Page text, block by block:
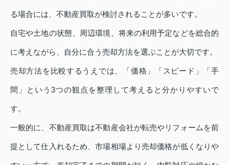
る場合には、不動産買取が検討されることが多いです。
自宅や土地の状態、周辺環境、将来の利用予定などを総合的
に考えながら、自分に合う売却方法を選ぶことが大切です。
売却方法を比較するうえでは、「価格」「スピード」「手
間」という3つの観点を整理して考えると分かりやすいで
す。
一般的に、不動産買取は不動産会社が転売やリフォームを前
提として仕入れるため、市場相場より売却価格が低くなりや